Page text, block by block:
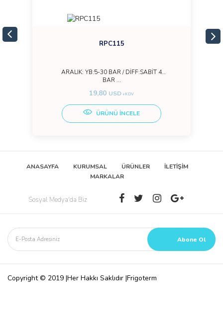
RPC115
ARALIK: YB:5-30 BAR / DİFF:SABİT 4
BAR ...
19,80 USD+KDV
ÜRÜNÜ İNCELE
ANASAYFA KURUMSAL ÜRÜNLER
İLETİŞİM
MARKALAR
Sosyal Medya'da Biz
Copyright © 2019 |Her Hakkı Saklıdır |Frigoterm